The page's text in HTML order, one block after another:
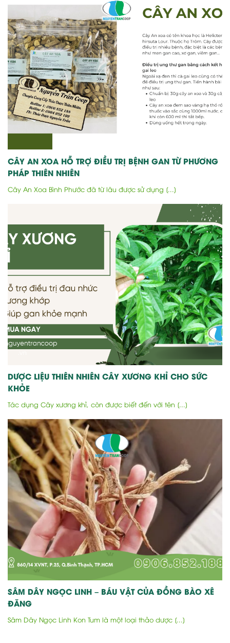
CÂY AN XOA HỖ TRỢ ĐIỀU TRỊ BỆNH GAN TỪ PHƯƠNG
PHÁP THIÊN NHIÊN
Cây An Xoa Bình Phước đã từ lâu được sử dụng [...]
DƯỢC LIỆU THIÊN NHIÊN CÂY XƯƠNG KHỈ CHO SỨC
KHỎE
Tác dụng Cây xương khỉ, còn được biết đến với tên [...]
SÂM DÂY NGỌC LINH – BÁU VẬT CỦA ĐỒNG BÀO XÊ
ĐĂNG
Sâm Dây Ngọc Linh Kon Tum là một loại thảo dược [...]